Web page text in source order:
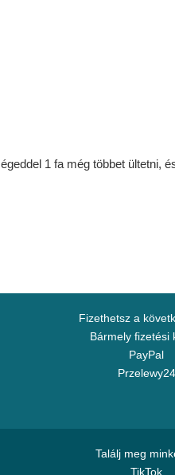
1 fa még többet ültetni,
Fizethetsz a
Bármely fizetési
PayPal
Przelewy24
Találj meg
TikTok